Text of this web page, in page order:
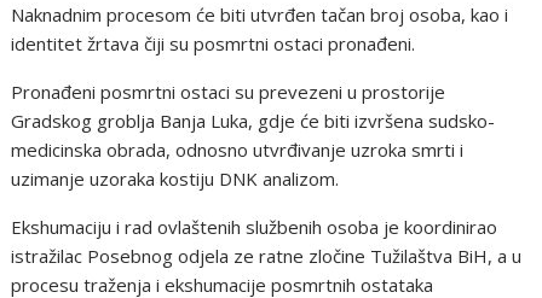
Naknadnim procesom će biti utvrđen tačan broj osoba, kao i
identitet žrtava čiji su posmrtni ostaci pronađeni.
Pronađeni posmrtni ostaci su prevezeni u prostorije
Gradskog groblja Banja Luka, gdje će biti izvršena sudsko-
medicinska obrada, odnosno utvrđivanje uzroka smrti i
uzimanje uzoraka kostiju DNK analizom.
Ekshumaciju i rad ovlaštenih službenih osoba je koordinirao
istražilac Posebnog odjela ze ratne zločine Tužilaštva BiH, a u
procesu traženja i ekshumacije posmrtnih ostataka